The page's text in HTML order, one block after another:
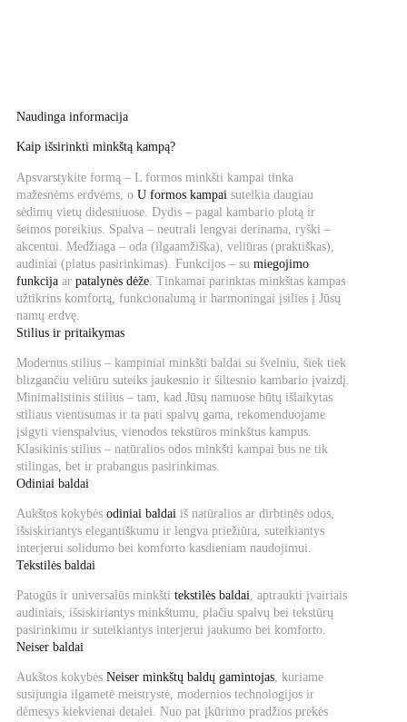
Naudinga informacija
Kaip išsirinkti minkštą kampą?
Apsvarstykite formą – L formos minkšti kampai tinka
mažesnėms erdvėms, o U formos kampai suteikia daugiau
sėdimų vietų didesniuose. Dydis – pagal kambario plotą ir
šeimos poreikius. Spalva – neutrali lengvai derinama, ryški –
akcentui. Medžiaga – oda (ilgaamžiška), veliūras (praktiškas),
audiniai (platus pasirinkimas). Funkcijos – su miegojimo
funkcijaar patalynės dėže. Tinkamai parinktas minkštas kampas
užtikrins komfortą, funkcionalumą ir harmoningai įsilies į Jūsų
namų erdvę.
Stilius ir pritaikymas
Modernus stilius – kampiniai minkšti baldai su švelniu, šiek tiek
blizgančiu veliūru suteiks jaukesnio ir šiltesnio kambario įvaizdį.
Minimalistinis stilius – tam, kad Jūsų namuose būtų išlaikytas
stiliaus vientisumas ir ta pati spalvų gama, rekomenduojame
įsigyti vienspalvius, vienodos tekstūros minkštus kampus.
Klasikinis stilius – natūralios odos minkšti kampai bus ne tik
stilingas, bet ir prabangus pasirinkimas.
Odiniai baldai
Aukštos kokybės odiniai baldai iš natūralios ar dirbtinės odos,
išsiskiriantys elegantiškumu ir lengva priežiūra, suteikiantys
interjerui solidumo bei komforto kasdieniam naudojimui.
Tekstilės baldai
Patogūs ir universalūs minkšti tekstilės baldai, aptraukti įvairiais
audiniais, išsiskiriantys minkštumu, plačiu spalvų bei tekstūrų
pasirinkimu ir suteikiantys interjerui jaukumo bei komforto.
Neiser baldai
Aukštos kokybės Neiser minkštų baldų gamintojas, kuriame
susijungia ilgametė meistrystė, modernios technologijos ir
dėmesys kiekvienai detalei. Nuo pat įkūrimo pradžios prekės